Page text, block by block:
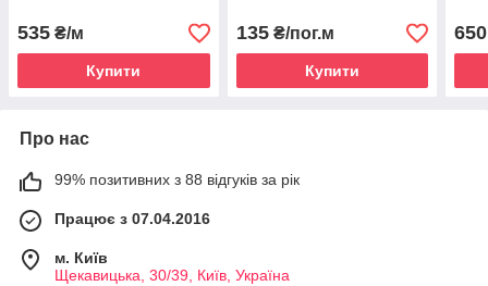
535 ₴/м
Купити
135₴/пог.м
Купити
650
Про нас
99% позитивних з 88 відгуків за рік
Працює з 07.04.2016
м. Київ
Щекавицька, 30/39, Київ, Україна